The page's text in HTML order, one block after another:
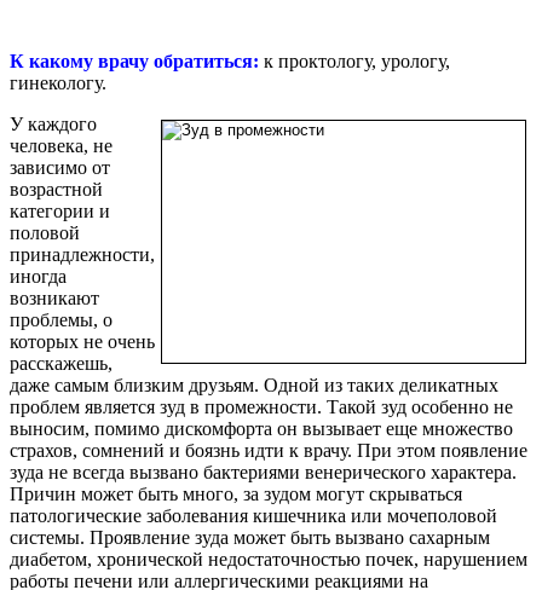
К какому врачу обратиться: к проктологу, урологу,
гинекологу.
У каждого
человека, не
зависимо от
возрастной
категории и
половой
принадлежности,
иногда
возникают
проблемы, о
которых не очень
расскажешь,
даже самым близким друзьям. Одной из таких деликатных
проблем является зуд в промежности. Такой зуд особенно не
выносим, помимо дискомфорта он вызывает еще множество
страхов, сомнений и боязнь идти к врачу. При этом появление
зуда не всегда вызвано бактериями венерического характера.
Причин может быть много, за зудом могут скрываться
патологические заболевания кишечника или мочеполовой
системы. Проявление зуда может быть вызвано сахарным
диабетом, хронической недостаточностью почек, нарушением
работы печени или аллергическими реакциями на